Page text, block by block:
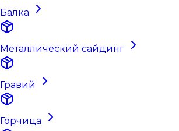
Балка
Металлический сайдинг
Гравий
Горчица